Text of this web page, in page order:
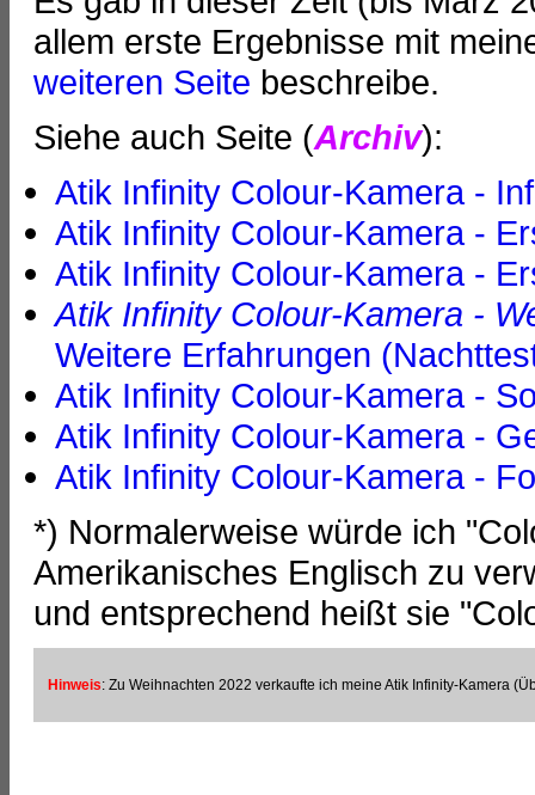
allem erste Ergebnisse mit
weiteren Seite beschreibe.
Siehe auch Seite (Archiv):
Atik Infinity Colour-Kamera -
Atik Infinity Colour-Kamera -
Atik Infinity Colour-Kamera -
Atik Infinity Colour-Kamera -
Weitere Erfahrungen
Atik Infinity Colour-Kamera -
Atik Infinity Colour-Kamera -
Atik Infinity Colour-Kamera -
*) Normalerweise würde ich
Amerikanisches Englisch zu
und entsprechend heißt sie
Hinweis: Zu Weihnachten 2022 verkaufte ich meine Atik Infinity-Kamera